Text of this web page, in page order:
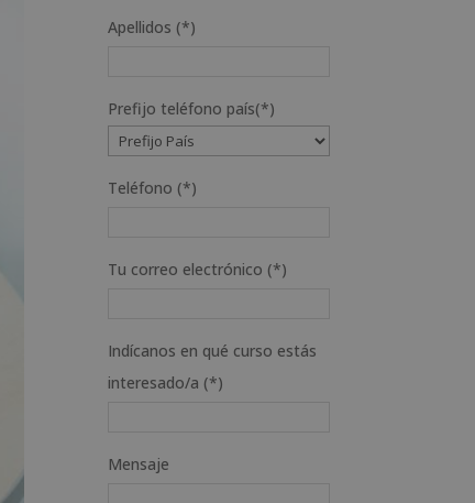
Apellidos (*)
Prefijo teléfono país(*)
Teléfono (*)
Tu correo electrónico (*)
Indícanos en qué curso estás
interesado/a (*)
Mensaje